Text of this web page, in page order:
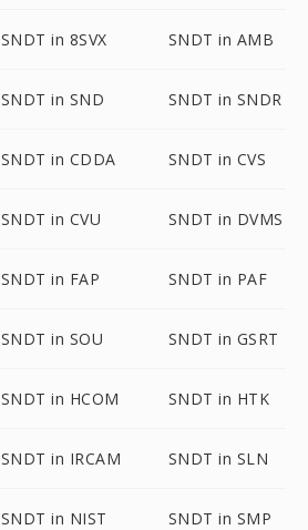
SNDT in 8SVX SNDT in AMB
SNDT in SND SNDT in SNDR
SNDT in CDDA SNDT in CVS
SNDT in CVU SNDT in DVMS
SNDT in FAP SNDT in PAF
SNDT in SOU SNDT in GSRT
SNDT in HCOM SNDT in HTK
SNDT in IRCAM SNDT in SLN
SNDT in NIST SNDT in SMP